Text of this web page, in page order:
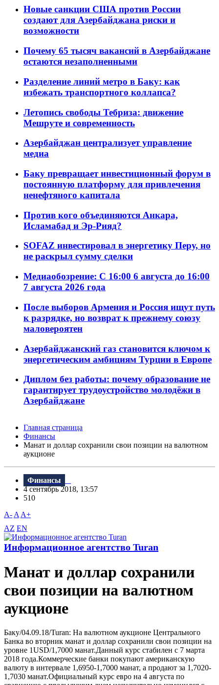
Новые санкции США против России
создают для Азербайджана риски и
возможности
Почему 65 тысяч вакансий в Азербайджане
остаются незаполненными
Разделение линий метро в Баку: как
избежать транспортного коллапса?
Летопись свободы Тебриза: движение
Мешруте и современность
Азербайджан централизует управление
медиа
Баку превращает инвестиционный форум в
постоянную платформу для привлечения
ненефтяного капитала
Против кого объединяются Анкара,
Исламабад и Эр-Рияд?
SOFAZ инвестировал в энергетику Перу, но
не раскрыл сумму сделки
Медиаобозрение: С 16:00 6 августа до 16:00
7 августа 2026 года
После выборов Армения и Россия ищут путь
к разрядке, но возврат к прежнему союзу
маловероятен
Азербайджанский газ становится ключом к
энергетическим амбициям Турции в Европе
Диплом без работы: почему образование не
гарантирует трудоустройство молодёжи в
Азербайджане
Главная страница
Финансы
Манат и доллар сохранили свои позиции на валютном
аукционе
Финансы
4 сентябрь 2018, 13:57
510
A- A A+
AZ EN
Информационное агентство Turan
Манат и доллар сохранили
свои позиции на валютном
аукционе
Баку/04.09.18/Turan: На валютном аукционе Центрального
Банка во вторник манат и доллар сохранили свои позиции на
уровне 1USD/1,7000 манат.Данный курс стабилен с 7 марта
2018 года.Коммерческие банки покупают американскую
валюту в интервале 1,6950-1,7000 манат, а продают за 1,7020-
1,7030 манат.Официальный курс евро на 4 августа по